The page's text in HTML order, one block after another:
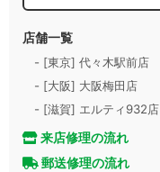
店舗一覧
- [東京] 代々木駅前店
- [大阪] 大阪梅田店
- [滋賀] エルティ932店
来店修理の流れ
郵送修理の流れ